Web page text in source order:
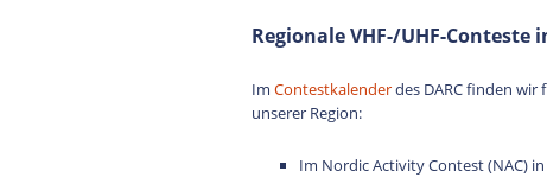
Regionale VHF-/UHF-Conteste
Im Contestkalenderdes DARC finden
unserer Region:
Im Nordic Activity Contest (NAC)